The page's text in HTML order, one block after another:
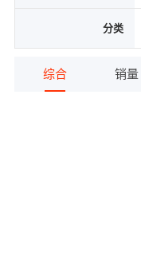
分类
综合 销量